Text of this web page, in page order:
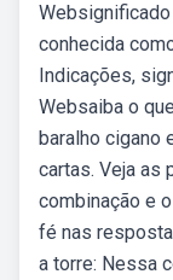
Websignificado
conhecida
Indicações,
Websaiba o
baralho cigano
cartas. Veja as
combinação e
fé nas
a torre: Nessa